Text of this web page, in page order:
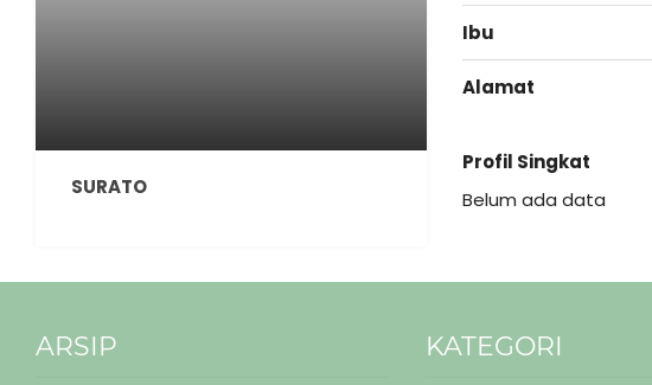
SURATO
Ibu
Alamat
Profil Singkat
Belum ada data
ARSIP KATEGORI